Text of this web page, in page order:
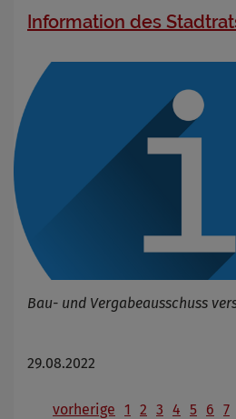
Information des
Bau- und Vergabeausschuss
29.08.2022
vorherige 1 2 3 4 5 6 7